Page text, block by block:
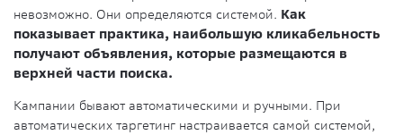
невозможно. Они определяются системой. Как
показывает практика, наибольшую кликабельность
получают объявления, которые размещаются в
верхней части поиска.
Кампании бывают автоматическими и ручными. При
автоматических таргетинг настраивается самой системой,